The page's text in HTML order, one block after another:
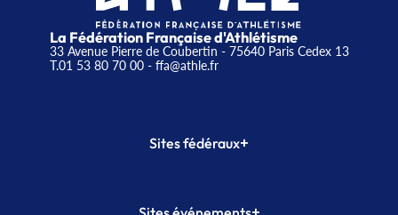
La Fédération Française d'Athlétisme
33 Avenue Pierre de Coubertin - 75640 Paris Cedex 13
T.01 53 80 70 00- ffa@athle.fr
Sites fédéraux+